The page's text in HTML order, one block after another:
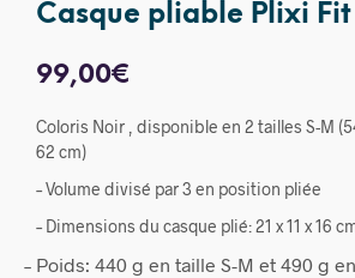
Casque pliable Plixi
99,00€
Coloris Noir , disponible en 2 tailles S-M
62 cm)
– Volume divisé par 3 en position pliée
– Dimensions du casque plié: 21 x 11 x 16
– Poids: 440 g en taille S-M et 490 g